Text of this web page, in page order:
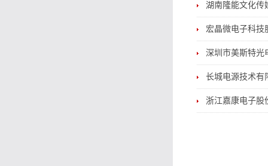
湖南隆能文化传
宏晶微电子科技
深圳市美斯特光
长城电源技术有
浙江嘉康电子股